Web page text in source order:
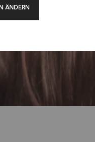
bemerkenswerten Peeling-
entfernt sie
so dass der Teint mehr
ÄNDERN